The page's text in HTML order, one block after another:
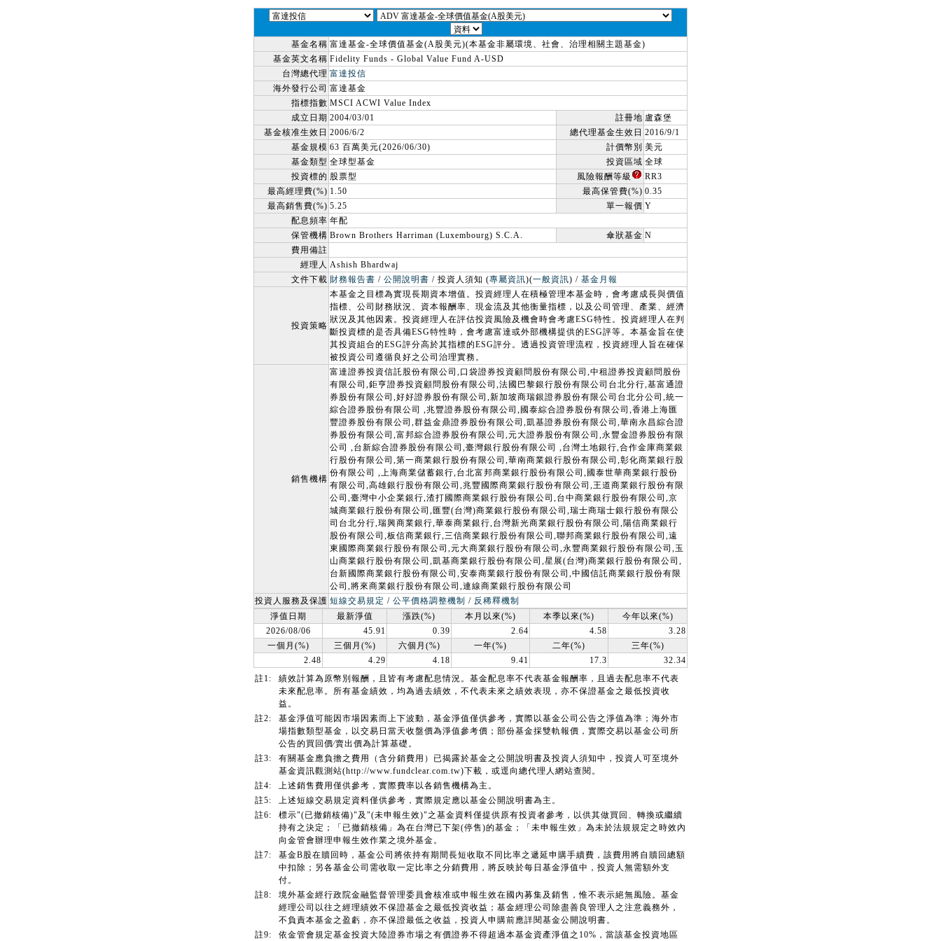
基金名稱 富達基金-全球價值基金(A股美元)(本基金非屬環境、社會、治理相關主題基金)
基金英文名稱 Fidelity Funds - Global Value Fund A-USD
台灣總代理 富達投信
海外發行公司 富達基金
指標指數 MSCI ACWI Value Index
成立日期 2004/03/01 註冊地 盧森堡
基金核准生效日 2006/6/2 總代理基金生效日 2016/9/1
基金規模 63 百萬美元(2026/06/30) 計價幣別 美元
基金類型 全球型基金 投資區域 全球
投資標的 股票型 風險報酬等級
RR3
最高經理費(%) 1.50 最高保管費(%) 0.35
最高銷售費(%) 5.25 單一報價 Y
配息頻率 年配
保管機構 Brown Brothers Harriman (Luxembourg) S.C.A. 傘狀基金 N
費用備註
經理人 Ashish Bhardwaj
文件下載 財務報告書 / 公開說明書 / 投資人須知 (專屬資訊)(一般資訊) / 基金月報
投資策略
本基金之目標為實現長期資本增值。投資經理人在積極管理本基金時，會考慮成長與價值
指標、公司財務狀況、資本報酬率、現金流及其他衡量指標，以及公司管理、產業、經濟
狀況及其他因素。投資經理人在評估投資風險及機會時會考慮ESG特性。投資經理人在判
斷投資標的是否具備ESG特性時，會考慮富達或外部機構提供的ESG評等。本基金旨在使
其投資組合的ESG評分高於其指標的ESG評分。透過投資管理流程，投資經理人旨在確保
被投資公司遵循良好之公司治理實務。
銷售機構
富達證券投資信託股份有限公司,口袋證券投資顧問股份有限公司,中租證券投資顧問股份
有限公司,鉅亨證券投資顧問股份有限公司,法國巴黎銀行股份有限公司台北分行,基富通證
券股份有限公司,好好證券股份有限公司,新加坡商瑞銀證券股份有限公司台北分公司,統一
綜合證券股份有限公司 ,兆豐證券股份有限公司,國泰綜合證券股份有限公司,香港上海匯
豐證券股份有限公司,群益金鼎證券股份有限公司,凱基證券股份有限公司,華南永昌綜合證
券股份有限公司,富邦綜合證券股份有限公司,元大證券股份有限公司,永豐金證券股份有限
公司 ,台新綜合證券股份有限公司,臺灣銀行股份有限公司 ,台灣土地銀行,合作金庫商業銀
行股份有限公司,第一商業銀行股份有限公司,華南商業銀行股份有限公司,彰化商業銀行股
份有限公司 ,上海商業儲蓄銀行,台北富邦商業銀行股份有限公司,國泰世華商業銀行股份
有限公司,高雄銀行股份有限公司,兆豐國際商業銀行股份有限公司,王道商業銀行股份有限
公司,臺灣中小企業銀行,渣打國際商業銀行股份有限公司,台中商業銀行股份有限公司,京
城商業銀行股份有限公司,匯豐(台灣)商業銀行股份有限公司,瑞士商瑞士銀行股份有限公
司台北分行,瑞興商業銀行,華泰商業銀行,台灣新光商業銀行股份有限公司,陽信商業銀行
股份有限公司,板信商業銀行,三信商業銀行股份有限公司,聯邦商業銀行股份有限公司,遠
東國際商業銀行股份有限公司,元大商業銀行股份有限公司,永豐商業銀行股份有限公司,玉
山商業銀行股份有限公司,凱基商業銀行股份有限公司,星展(台灣)商業銀行股份有限公司,
台新國際商業銀行股份有限公司,安泰商業銀行股份有限公司,中國信託商業銀行股份有限
公司,將來商業銀行股份有限公司,連線商業銀行股份有限公司
投資人服務及保護 短線交易規定 / 公平價格調整機制 / 反稀釋機制
淨值日期
最新淨值 漲跌(%) 本月以來(%) 本季以來(%)
今年以來(%)
2026/08/06
45.91 0.39 2.64 4.58
3.28
一個月(%)
三個月(%) 六個月(%) 一年(%) 二年(%)
三年(%)
2.48
4.29 4.18 9.41 17.3
32.34
註1:
績效計算為原幣別報酬，且皆有考慮配息情況。基金配息率不代表基金報酬率，且過去配息率不代表
未來配息率。所有基金績效，均為過去績效，不代表未來之績效表現，亦不保證基金之最低投資收
益。
註2:
基金淨值可能因市場因素而上下波動，基金淨值僅供參考，實際以基金公司公告之淨值為準；海外市
場指數類型基金，以交易日當天收盤價為淨值參考價；部份基金採雙軌報價，實際交易以基金公司所
公告的買回價∕賣出價為計算基礎。
註3:
有關基金應負擔之費用（含分銷費用）已揭露於基金之公開說明書及投資人須知中，投資人可至境外
基金資訊觀測站(http://www.fundclear.com.tw)下載，或逕向總代理人網站查閱。
註4:
上述銷售費用僅供參考，實際費率以各銷售機構為主。
註5:
上述短線交易規定資料僅供參考，實際規定應以基金公開說明書為主。
註6:
標示"(已撤銷核備)"及"(未申報生效)"之基金資料僅提供原有投資者參考，以供其做買回、轉換或繼續
持有之決定；「已撤銷核備」為在台灣已下架(停售)的基金；「未申報生效」為未於法規規定之時效內
向金管會辦理申報生效作業之境外基金。
註7:
基金B股在贖回時，基金公司將依持有期間長短收取不同比率之遞延申購手續費，該費用將自贖回總額
中扣除；另各基金公司需收取一定比率之分銷費用，將反映於每日基金淨值中，投資人無需額外支
付。
註8:
境外基金經行政院金融監督管理委員會核准或申報生效在國內募集及銷售，惟不表示絕無風險。基金
經理公司以往之經理績效不保證基金之最低投資收益；基金經理公司除盡善良管理人之注意義務外，
不負責本基金之盈虧，亦不保證最低之收益，投資人申購前應詳閱基金公開說明書。
註9:
依金管會規定基金投資大陸證券市場之有價證券不得超過本基金資產淨值之10%，當該基金投資地區